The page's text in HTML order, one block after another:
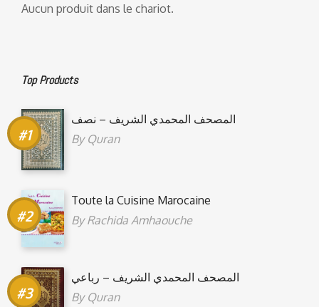
Aucun produit dans le chariot.
Top Products
المصحف المحمدي الشريف – نصف
By Quran
Toute la Cuisine Marocaine
ByRachida Amhaouche
المصحف المحمدي الشريف – رباعي
By Quran